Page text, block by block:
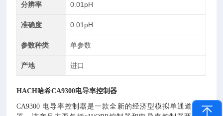
分辨率 0.01pH
准确度 0.01pH
参数种类 单参数
产地 进口
HACH哈希CA9300电导率控制器
CA9300 电导率控制器是一款全新的经济型模拟单通道控制